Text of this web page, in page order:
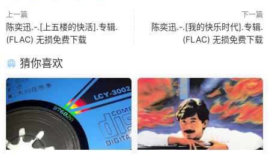
上一篇
陈奕迅.-.[上五楼的快活].专辑.
(FLAC) 无损免费下载
下一篇
陈奕迅.-.[我的快乐时代].专辑.
(FLAC) 无损免费下载
猜你喜欢